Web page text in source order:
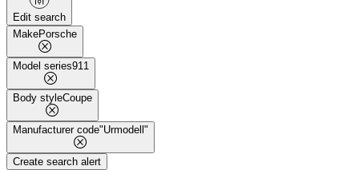
Edit search
MakePorsche
Model series911
Body styleCoupe
Manufacturer code"Urmodell"
Create search alert